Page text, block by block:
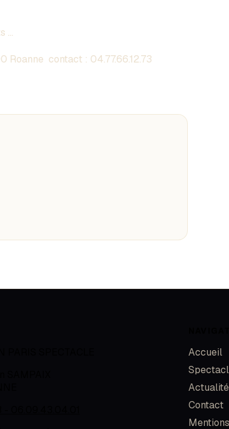
…
Roanne contact : 04.77.66.12.73
Accueil
Contact